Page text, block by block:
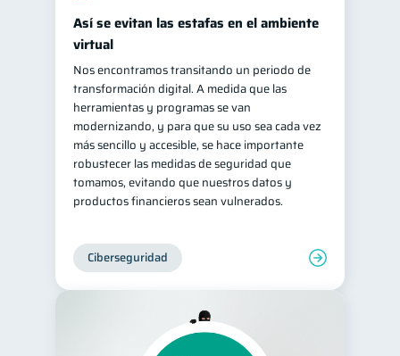
Así se evitan las estafas en el ambiente
virtual
Nos encontramos transitando un periodo de
transformación digital. A medida que las
herramientas y programas se van
modernizando, y para que su uso sea cada vez
más sencillo y accesible, se hace importante
robustecer las medidas de seguridad que
tomamos, evitando que nuestros datos y
productos financieros sean vulnerados.
Ciberseguridad